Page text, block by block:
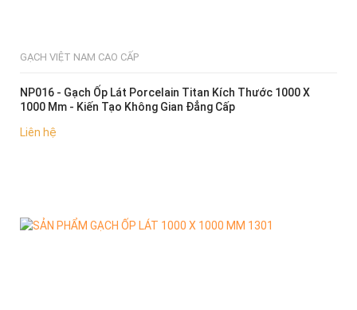
GẠCH VIỆT NAM CAO CẤP
NP016 - Gạch Ốp Lát Porcelain Titan Kích Thước 1000 X
1000 Mm - Kiến Tạo Không Gian Đẳng Cấp
Liên hệCHỌN MUA